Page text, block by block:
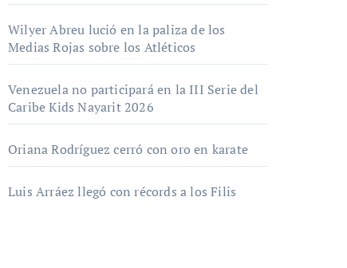
Wilyer Abreu lució en la paliza de los
Medias Rojas sobre los Atléticos
Venezuela no participará en la III Serie del
Caribe Kids Nayarit 2026
Oriana Rodríguez cerró con oro en karate
Luis Arráez llegó con récords a los Filis